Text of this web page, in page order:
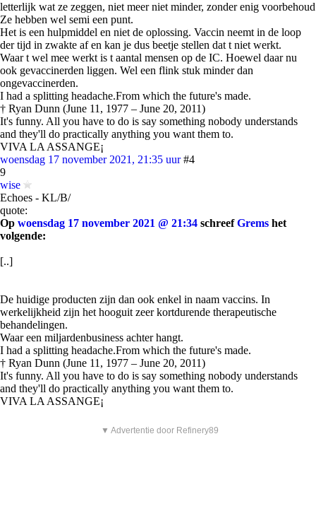
letterlijk wat ze zeggen, niet meer niet minder, zonder enig voorbehoud
Ze hebben wel semi een punt.
Het is een hulpmiddel en niet de oplossing. Vaccin neemt in de loop
der tijd in zwakte af en kan je dus beetje stellen dat t niet werkt.
Waar t wel mee werkt is t aantal mensen op de IC. Hoewel daar nu
ook gevaccinerden liggen. Wel een flink stuk minder dan
ongevaccinerden.
I had a splitting headache.From which the future's made.
† Ryan Dunn (June 11, 1977 – June 20, 2011)
It's funny. All you have to do is say something nobody understands
and they'll do practically anything you want them to.
VIVA LA ASSANGE¡
woensdag 17 november 2021, 21:35 uur #4
9
wise
Echoes - KL/B/
quote:
Op woensdag 17 november 2021 @ 21:34 schreefGrems het
volgende:
[..]
De huidige producten zijn dan ook enkel in naam vaccins. In
werkelijkheid zijn het hooguit zeer kortdurende therapeutische
behandelingen.
Waar een miljardenbusiness achter hangt.
I had a splitting headache.From which the future's made.
† Ryan Dunn (June 11, 1977 – June 20, 2011)
It's funny. All you have to do is say something nobody understands
and they'll do practically anything you want them to.
VIVA LA ASSANGE¡
▼ Advertentie door Refinery89